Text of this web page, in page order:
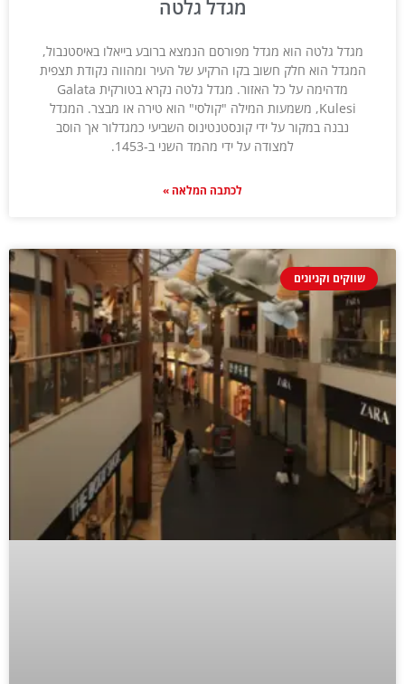
מגדל גלטה
מגדל גלטה הוא מגדל מפורסם הנמצא ברובע בייאלו באיסטנבול,
המגדל הוא חלק חשוב בקו הרקיע של העיר ומהווה נקודת תצפית
מדהימה על כל האזור. מגדל גלטה נקרא בטורקית Galata
Kulesi, משמעות המילה "קולסי" הוא טירה או מבצר. המגדל
נבנה במקור על ידי קונסטנטינוס השביעי כמגדלור אך הוסב
למצודה על ידי מהמד השני ב-1453.
לכתבה המלאה »
שווקים וקניונים